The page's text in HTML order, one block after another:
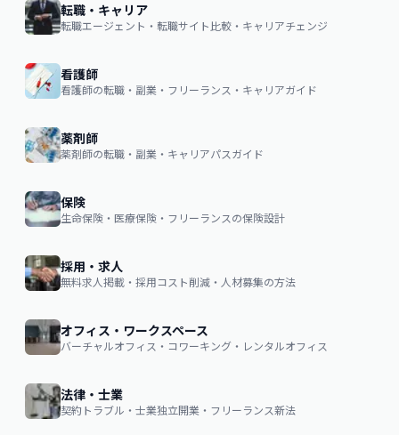
転職・キャリア
転職エージェント・転職サイト比較・キャリアチェンジ
看護師
看護師の転職・副業・フリーランス・キャリアガイド
薬剤師
薬剤師の転職・副業・キャリアパスガイド
保険
生命保険・医療保険・フリーランスの保険設計
採用・求人
無料求人掲載・採用コスト削減・人材募集の方法
オフィス・ワークスペース
バーチャルオフィス・コワーキング・レンタルオフィス
法律・士業
契約トラブル・士業独立開業・フリーランス新法